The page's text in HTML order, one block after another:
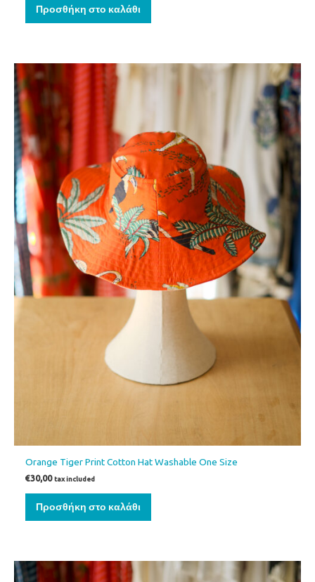
Προσθήκη στο καλάθι
Orange Tiger Print Cotton Hat Washable One Size
€30,00 tax included
Προσθήκη στο καλάθι